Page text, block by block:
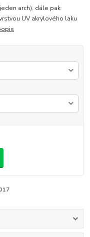
arch). dále pak
UV akrylového laku